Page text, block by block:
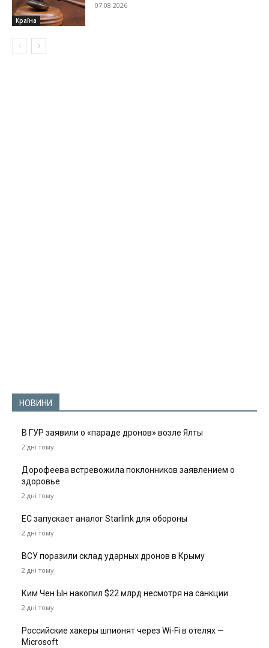
Країна
07.08.2026
НОВИНИ
В ГУР заявили о «параде дронов» возле Ялты
2 дні тому
Дорофеева встревожила поклонников заявлением о
здоровье
2 дні тому
ЕС запускает аналог Starlink для обороны
2 дні тому
ВСУ поразили склад ударных дронов в Крыму
2 дні тому
Ким Чен Ын накопил $22 млрд несмотря на санкции
2 дні тому
Российские хакеры шпионят через Wi-Fi в отелях —
Microsoft